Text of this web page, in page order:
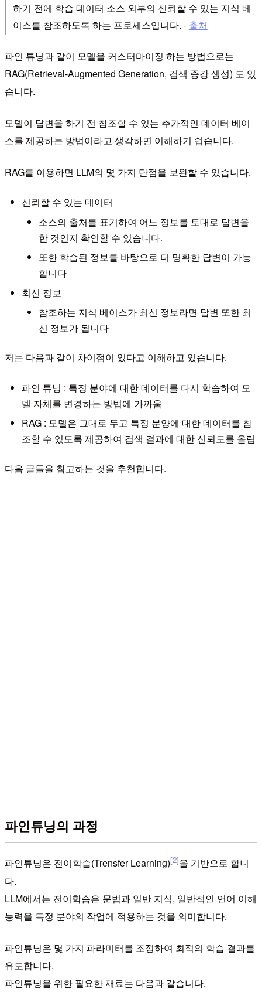
하기 전에 학습 데이터 소스 외부의 신뢰할 수 있는 지식 베
이스를 참조하도록 하는 프로세스입니다. - 출처
파인 튜닝과 같이 모델을 커스터마이징 하는 방법으로는
RAG(Retrieval-Augmented Generation, 검색 증강 생성) 도 있
습니다.
모델이 답변을 하기 전 참조할 수 있는 추가적인 데이터 베이
스를 제공하는 방법이라고 생각하면 이해하기 쉽습니다.
RAG를 이용하면 LLM의 몇 가지 단점을 보완할 수 있습니다.
신뢰할 수 있는 데이터
소스의 출처를 표기하여 어느 정보를 토대로 답변을
한 것인지 확인할 수 있습니다.
또한 학습된 정보를 바탕으로 더 명확한 답변이 가능
합니다
최신 정보
참조하는 지식 베이스가 최신 정보라면 답변 또한 최
신 정보가 됩니다
저는 다음과 같이 차이점이 있다고 이해하고 있습니다.
파인 튜닝 : 특정 분야에 대한 데이터를 다시 학습하여 모
델 자체를 변경하는 방법에 가까움
RAG : 모델은 그대로 두고 특정 분양에 대한 데이터를 참
조할 수 있도록 제공하여 검색 결과에 대한 신뢰도를 올림
다음 글들을 참고하는 것을 추천합니다.
파인튜닝의 과정
파인튜닝은 전이학습(Trensfer Learning)[2]을 기반으로 합니
다.
LLM에서는 전이학습은 문법과 일반 지식, 일반적인 언어 이해
능력을 특정 분야의 작업에 적용하는 것을 의미합니다.
파인튜닝은 몇 가지 파라미터를 조정하여 최적의 학습 결과를
유도합니다.
파인튜닝을 위한 필요한 재료는 다음과 같습니다.